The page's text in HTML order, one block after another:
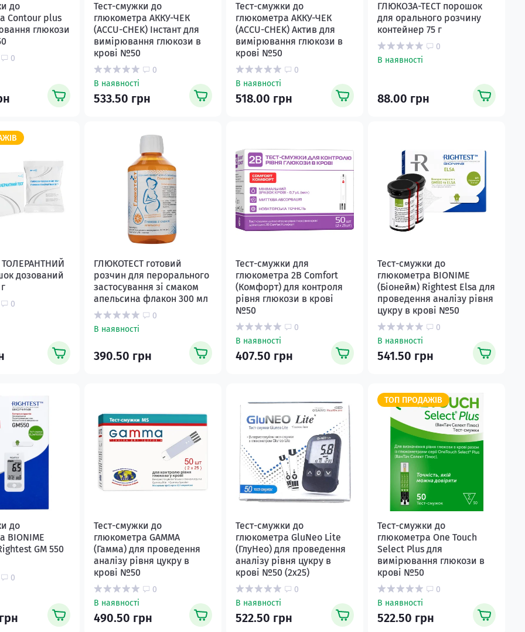
до
Contour plus
глюкози
0
Тест-смужки до
глюкометра АККУ-ЧЕК
(ACCU-CHEK) Інстант для
вимірювання глюкози в
крові №50
0
В наявності
533.50 грн
Тест-смужки до
глюкометра АККУ-ЧЕК
(ACCU-CHEK) Актив для
вимірювання глюкози в
крові №50
0
В наявності
518.00 грн
ГЛЮКОЗА-ТЕСТ порошок
для орального розчину
контейнер 75 г
0
В наявності
88.00 грн
дозований
0
ГЛЮКОТЕСТ готовий
розчин для перорального
застосування зі смаком
апельсина флакон 300 мл
0
В наявності
390.50 грн
Тест-смужки для
глюкометра 2B Comfort
(Комфорт) для контроля
рівня глюкози в крові
№50
0
В наявності
407.50 грн
Тест-смужки до
глюкометра BIONIME
(Біонейм) Rightest Elsa для
проведення аналізу рівня
цукру в крові №50
0
В наявності
541.50 грн
до
BIONIME
GM 550
0
Тест-смужки до
глюкометра GAMMA
(Гамма) для проведення
аналізу рівня цукру в
крові №50
0
В наявності
490.50 грн
Тест-смужки до
глюкометра GluNeo Lite
(ГлуНео) для проведення
аналізу рівня цукру в
крові №50 (2х25)
0
В наявності
522.50 грн
ТОП ПРОДАЖІВ
Тест-смужки до
глюкометра One Touch
Select Plus для
вимірювання глюкози в
крові №50
0
В наявності
522.50 грн